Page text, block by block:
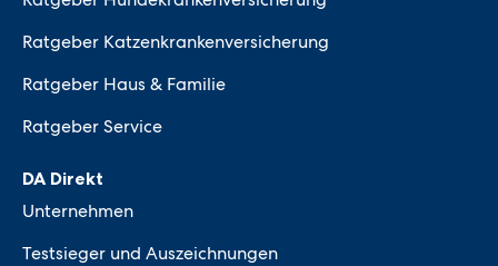
Ratgeber Katzenkrankenversicherung
Ratgeber Haus & Familie
Ratgeber Service
DA Direkt
Unternehmen
Testsieger und Auszeichnungen